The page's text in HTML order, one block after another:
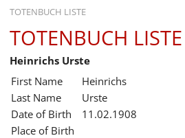
TOTENBUCH LISTE
STARTSEITE
AUSSTELLUNGEN
GESCHICHTE
BILDUNG
TOTENBUCH LISTE
Heinrichs Urste
First Name
Heinrichs
Last Name
Urste
Date of Birth
11.02.1908
Place of Birth